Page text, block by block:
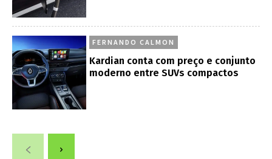
FERNANDO CALMON
Kardian conta com preço e conjunto
moderno entre SUVs compactos